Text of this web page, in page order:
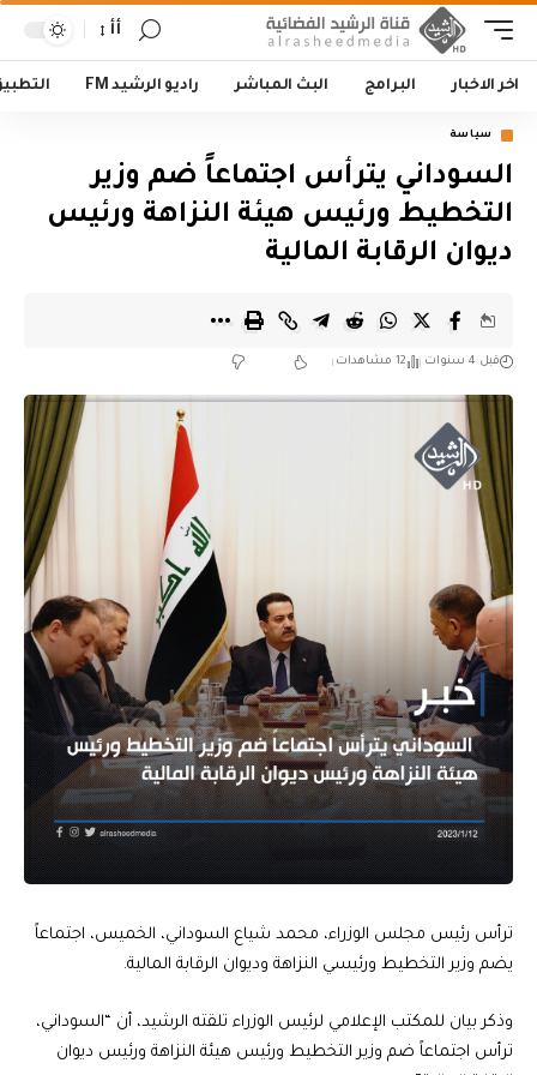
أأ
اخر الاخبار البرامج البث المباشر راديو الرشيد FM
سياسة
‏السوداني يترأس اجتماعاً ضم وزير
التخطيط ورئيس هيئة النزاهة ورئيس
ديوان الرقابة المالية‬
قبل 4 سنوات 12 مشاهدات
ترأس رئيس مجلس الوزراء، محمد شياع السوداني، الخميس، اجتماعاً
يضم وزير التخطيط ورئيسي النزاهة وديوان الرقابة المالية.
وذكر بيان للمكتب الإعلامي لرئيس الوزراء تلقته الرشيد، أن “السوداني،
ترأس اجتماعاً ضم وزير التخطيط ورئيس هيئة النزاهة ورئيس ديوان